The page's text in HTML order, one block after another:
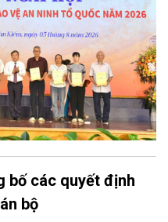
bố các quyết định
bộ